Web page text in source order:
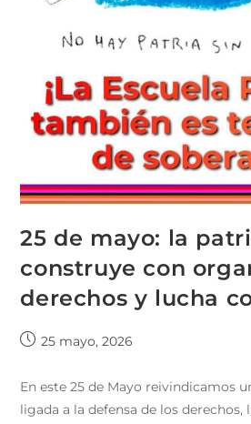
25 de mayo: la
construye con
derechos y lucha
25 mayo, 2026
En este 25 de Mayo reivindicamos
ligada a la defensa de los derechos,